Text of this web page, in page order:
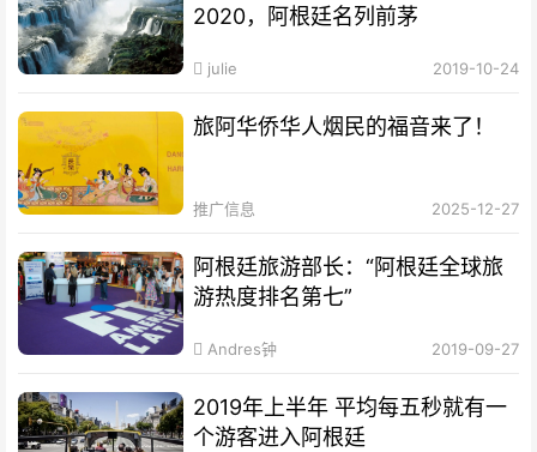
2020，阿根廷名列前茅
julie 2019-10-24
旅阿华侨华人烟民的福音来了！
推广信息 2025-12-27
阿根廷旅游部长：“阿根廷全球旅
游热度排名第七”
Andres钟 2019-09-27
2019年上半年 平均每五秒就有一
个游客进入阿根廷